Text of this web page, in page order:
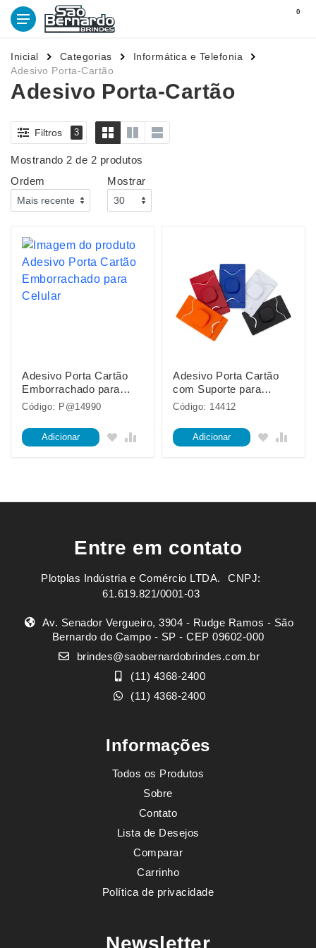
0
Inicial Categorias
Informática e Telefonia
Adesivo Porta-Cartão
Adesivo Porta-Cartão
Filtros 3
Mostrando 2 de 2 produtos
Ordem
Mostrar
Adesivo Porta Cartão
Emborrachado para
Celular
Código: P@14990
Adicionar
Adesivo Porta Cartão
com Suporte para
Celular
Código: 14412
Adicionar
Entre em contato
Plotplas Indústria e Comércio LTDA. ㅤㅤㅤ CNPJ:
61.619.821/0001-03
Av. Senador Vergueiro, 3904 - Rudge Ramos - São
Bernardo do Campo - SP - CEP 09602-000
brindes@saobernardobrindes.com.br
(11) 4368-2400
(11) 4368-2400
Informações
Todos os Produtos
Sobre
Contato
Lista de Desejos
Comparar
Carrinho
Política de privacidade
Newsletter